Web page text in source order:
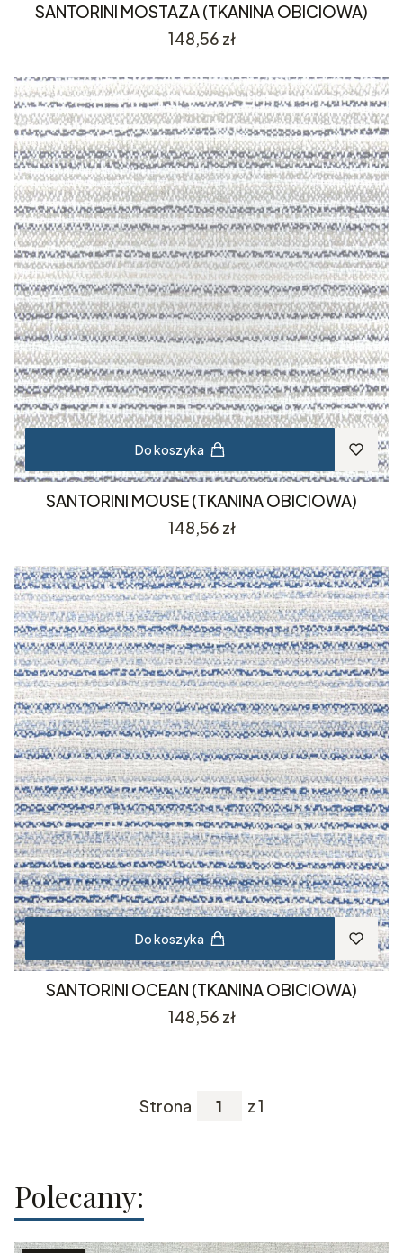
SANTORINI MOSTAZA (TKANINA OBICIOWA)
Cena
148,56 zł
Do koszyka
SANTORINI MOUSE (TKANINA OBICIOWA)
Cena
148,56 zł
Do koszyka
SANTORINI OCEAN (TKANINA OBICIOWA)
Cena
148,56 zł
Strona z 1
Polecamy: